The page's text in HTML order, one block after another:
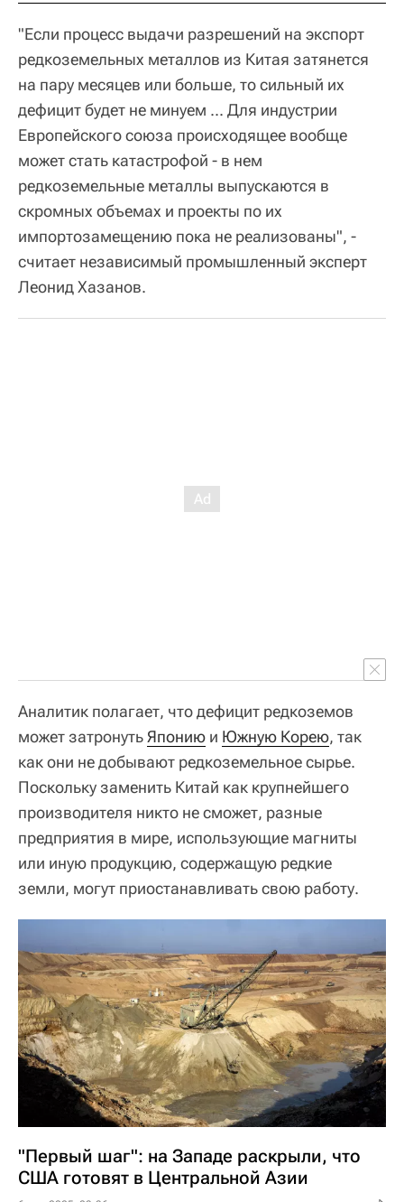
"Если процесс выдачи разрешений на экспорт
редкоземельных металлов из Китая затянется
на пару месяцев или больше, то сильный их
дефицит будет не минуем ... Для индустрии
Европейского союза происходящее вообще
может стать катастрофой - в нем
редкоземельные металлы выпускаются в
скромных объемах и проекты по их
импортозамещению пока не реализованы", -
считает независимый промышленный эксперт
Леонид Хазанов.
Аналитик полагает, что дефицит редкоземов
может затронуть Японию и Южную Корею, так
как они не добывают редкоземельное сырье.
Поскольку заменить Китай как крупнейшего
производителя никто не сможет, разные
предприятия в мире, использующие магниты
или иную продукцию, содержащую редкие
земли, могут приостанавливать свою работу.
"Первый шаг": на Западе раскрыли, что
США готовят в Центральной Азии